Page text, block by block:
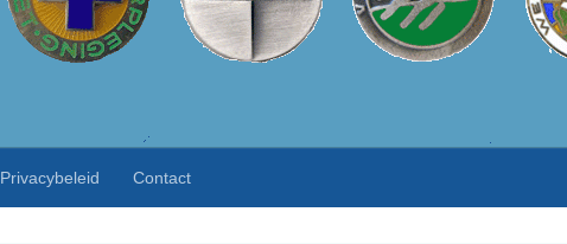
Privacybeleid Contact